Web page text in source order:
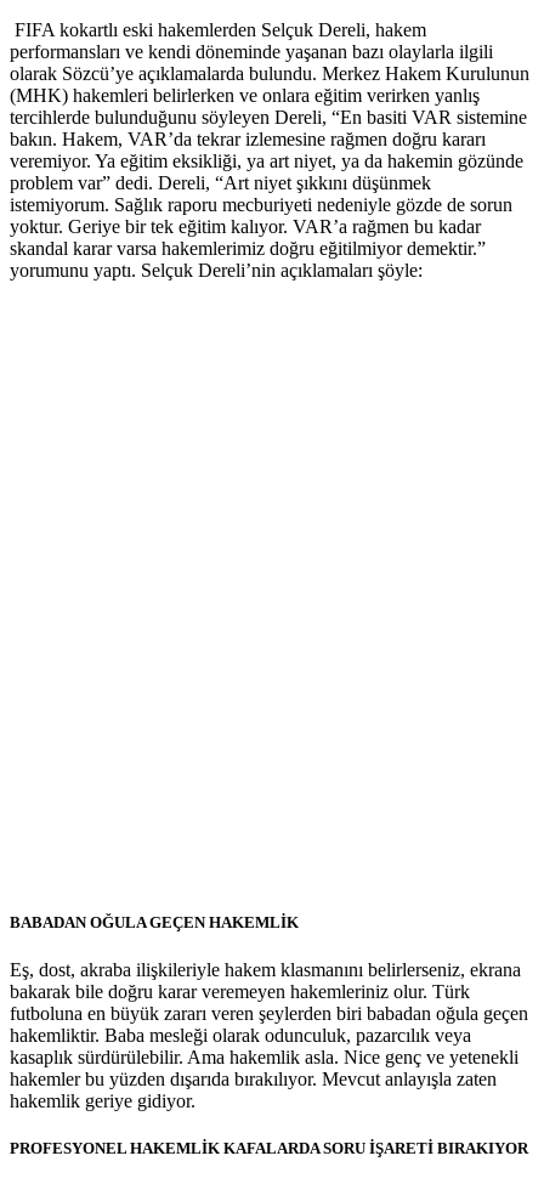
FIFA kokartlı eski hakemlerden Selçuk Dereli, hakem
performansları ve kendi döneminde yaşanan bazı olaylarla ilgili
olarak Sözcü’ye açıklamalarda bulundu. Merkez Hakem Kurulunun
(MHK) hakemleri belirlerken ve onlara eğitim verirken yanlış
tercihlerde bulunduğunu söyleyen Dereli, “En basiti VAR sistemine
bakın. Hakem, VAR’da tekrar izlemesine rağmen doğru kararı
veremiyor. Ya eğitim eksikliği, ya art niyet, ya da hakemin gözünde
problem var” dedi. Dereli, “Art niyet şıkkını düşünmek
istemiyorum. Sağlık raporu mecburiyeti nedeniyle gözde de sorun
yoktur. Geriye bir tek eğitim kalıyor. VAR’a rağmen bu kadar
skandal karar varsa hakemlerimiz doğru eğitilmiyor demektir.”
yorumunu yaptı. Selçuk Dereli’nin açıklamaları şöyle:
BABADAN OĞULA GEÇEN HAKEMLİK
Eş, dost, akraba ilişkileriyle hakem klasmanını belirlerseniz, ekrana
bakarak bile doğru karar veremeyen hakemleriniz olur. Türk
futboluna en büyük zararı veren şeylerden biri babadan oğula geçen
hakemliktir. Baba mesleği olarak odunculuk, pazarcılık veya
kasaplık sürdürülebilir. Ama hakemlik asla. Nice genç ve yetenekli
hakemler bu yüzden dışarıda bırakılıyor. Mevcut anlayışla zaten
hakemlik geriye gidiyor.
PROFESYONEL HAKEMLİK KAFALARDA SORU İŞARETİ BIRAKIYOR